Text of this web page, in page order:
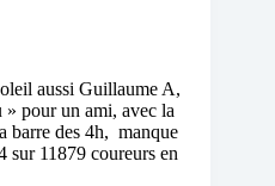
aussi Guillaume A,
» pour un ami, avec la
barre des 4h, manque
sur 11879 coureurs en